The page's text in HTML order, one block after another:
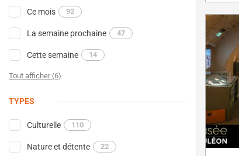
Ce mois 92
La semaine prochaine 47
Cette semaine 14
Tout afficher (6)
TYPES
Culturelle 110
Nature et détente 22